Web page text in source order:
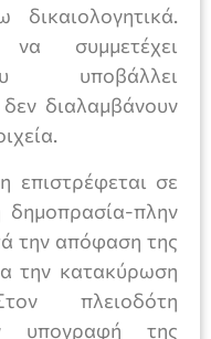
συμμετέχει
υποβάλλει
διαλαμβάνουν
επιστρέφεται σε
πλην
την απόφαση της
την κατακύρωση
πλειοδότη
υπογραφή της